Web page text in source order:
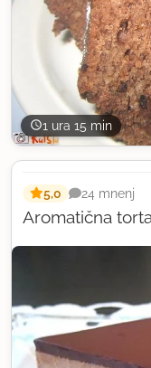
1 ura 15 min
Aromatična torta
5,0 24 mnenj